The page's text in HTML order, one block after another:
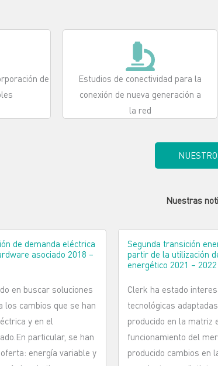
de
Estudios de conectividad para la
conexión de nueva generación a
la red
Nuestras
de demanda eléctrica
asociado 2018 –
en buscar soluciones
los cambios que se han
y en el
particular, se han
energía variable y
Segunda transición
partir de la utilización
energético 2021 – 2022
Clerk ha estado
tecnológicas
producido en la matriz
funcionamiento del
producido cambios en